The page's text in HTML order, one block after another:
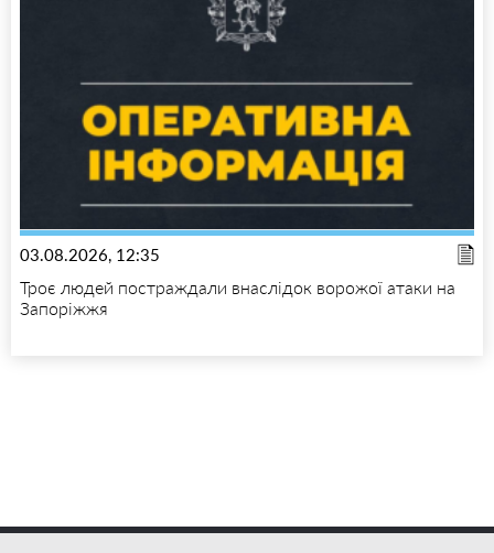
03.08.2026, 12:35
Троє людей постраждали внаслідок ворожої атаки на
Запоріжжя